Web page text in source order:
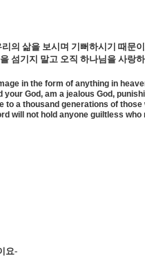
의 삶을 보시며 기뻐하시기 때문
섬기지 말고 오직 하나님을 사랑
in the form of anything in
God, am a jealous God,
a thousand generations of
will not hold anyone guiltless
요-